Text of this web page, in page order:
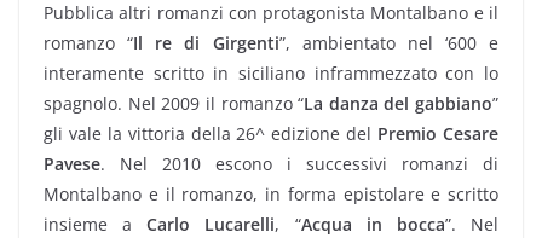
Pubblica altri romanzi con protagonista Montalbano e il
romanzo “Il re di Girgenti”, ambientato nel ‘600 e
interamente scritto in siciliano inframmezzato con lo
spagnolo. Nel 2009 il romanzo “La danza del gabbiano”
gli vale la vittoria della 26^ edizione del Premio Cesare
Pavese. Nel 2010 escono i successivi romanzi di
Montalbano e il romanzo, in forma epistolare e scritto
insieme aCarlo Lucarelli, “Acqua in bocca”. Nel